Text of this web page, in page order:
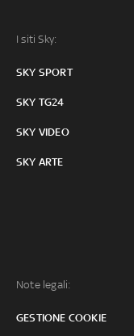
I siti Sky:
SKY SPORT
SKY TG24
SKY VIDEO
SKY ARTE
Note legali:
GESTIONE COOKIE